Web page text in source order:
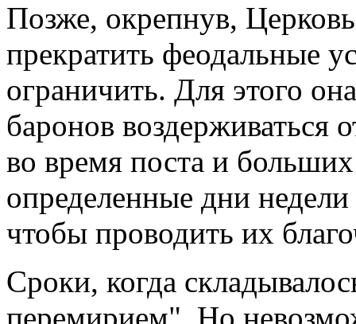
Позже, окрепнув,
прекратить феодальные
ограничить. Для этого
баронов воздерживаться
во время поста и
определенные дни
чтобы проводить их
Сроки, когда